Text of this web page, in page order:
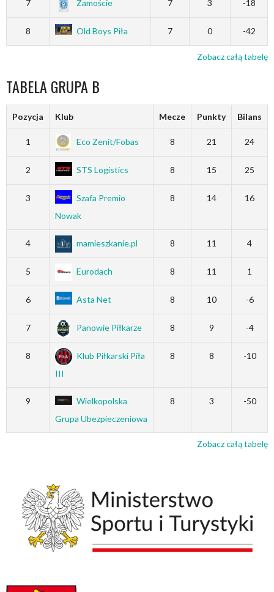
7 Zamoście 7 3 -18
8 Old Boys Piła 7 0 -42
Zobacz całą tabelę
TABELA GRUPA B
Pozycja Klub Mecze Punkty Bilans
1 Eco Zenit/Fobas 8 21 24
2 STS Logistics 8 15 25
3
Szafa Premio
Nowak
8 14 16
4 mamieszkanie.pl 8 11 4
5 Eurodach 8 11 1
6 Asta Net 8 10 -6
7 Panowie Piłkarze 8 9 -4
8
Klub Piłkarski Piła
III
8 8 -10
9
Wielkopolska
Grupa Ubezpieczeniowa
8 3 -50
Zobacz całą tabelę